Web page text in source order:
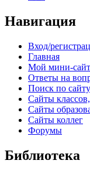
Навигация
Вход/
Главная
Мой мини-сайт
Ответы на
Поиск по сайту
Сайты
Сайты
Сайты коллег
Форумы
Библиотека